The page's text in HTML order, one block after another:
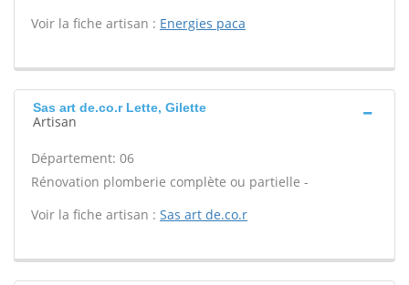
Voir la fiche artisan : Energies paca
Sas art de.co.r Lette, Gilette
Artisan
Département: 06
Rénovation plomberie complète ou partielle -
Voir la fiche artisan : Sas art de.co.r